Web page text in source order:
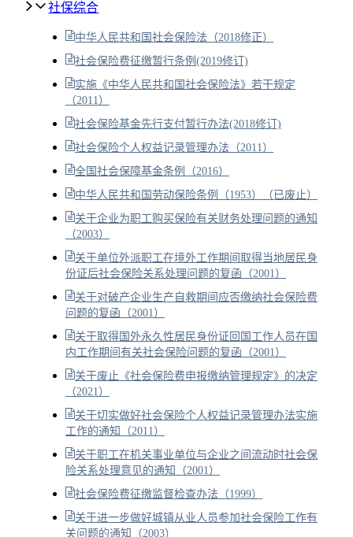
社保综合
中华人民共和国社会保险法（2018修正）
社会保险费征缴暂行条例(2019修订)
实施《中华人民共和国社会保险法》若干规定
（2011）
社会保险基金先行支付暂行办法(2018修订)
社会保险个人权益记录管理办法（2011）
全国社会保障基金条例（2016）
中华人民共和国劳动保险条例（1953）（已废止）
关于企业为职工购买保险有关财务处理问题的通知
（2003）
关于单位外派职工在境外工作期间取得当地居民身
份证后社会保险关系处理问题的复函（2001）
关于对破产企业生产自救期间应否缴纳社会保险费
问题的复函（2001）
关于取得国外永久性居民身份证回国工作人员在国
内工作期间有关社会保险问题的复函（2001）
关于废止《社会保险费申报缴纳管理规定》的决定
（2021）
关于切实做好社会保险个人权益记录管理办法实施
工作的通知（2011）
关于职工在机关事业单位与企业之间流动时社会保
险关系处理意见的通知（2001）
社会保险费征缴监督检查办法（1999）
关于进一步做好城镇从业人员参加社会保险工作有
关问题的通知（2003）